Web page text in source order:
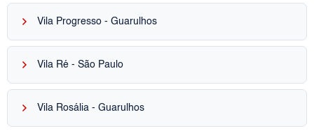
keyboard_arrow_right Vila Progresso - Guarulhos
keyboard_arrow_right Vila Ré - São Paulo
keyboard_arrow_right Vila Rosália - Guarulhos